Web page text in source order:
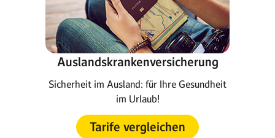
Auslandskrankenversicherung
Sicherheit im Ausland: für Ihre Gesundheit
im Urlaub!
Tarife vergleichen